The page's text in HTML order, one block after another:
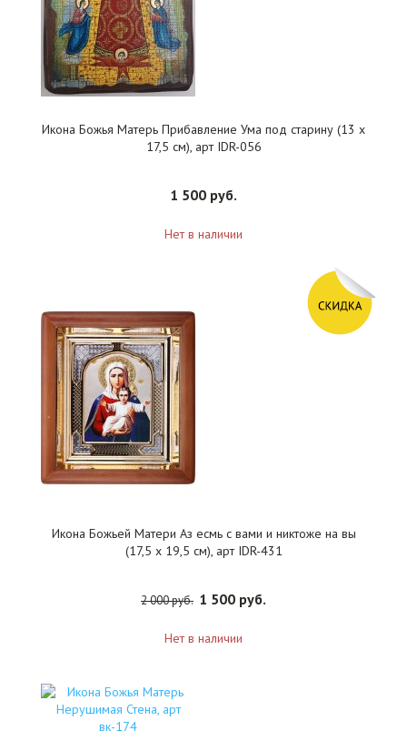
Икона Божья Матерь Прибавление Ума под старину (13 х
17,5 см), арт IDR-056
1 500 руб.
Нет в наличии
Икона Божьей Матери Аз есмь с вами и никтоже на вы
(17,5 х 19,5 см), арт IDR-431
2 000 руб. 1 500 руб.
Нет в наличии